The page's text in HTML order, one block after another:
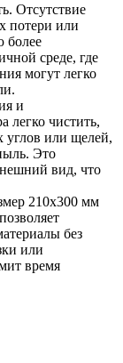
Отсутствие
потери или
более
среде, где
могут легко
и
легко чистить,
углов или щелей,
Это
вид, что
210х300 мм
без
или
время